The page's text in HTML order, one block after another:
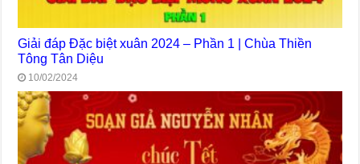
Giải đáp Đặc biệt xuân 2024 – Phần 1 | Chùa Thiền
Tông Tân Diệu
10/02/2024